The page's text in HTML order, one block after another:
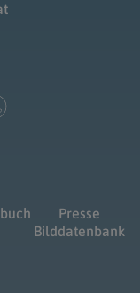
Presse
Bilddatenbank